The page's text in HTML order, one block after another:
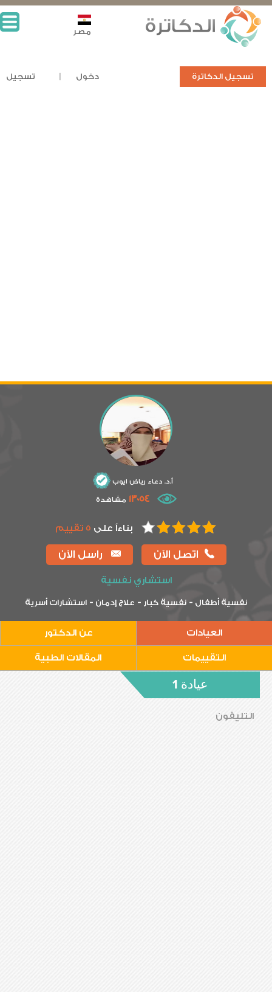
تسجيل الدكاترة دخول تسجيل
مصر
أ.د. دعاء رياض ايوب
13054 مشاهدة
بناءاً على 5 تقييم
اتصل الآن راسل الآن
استشاري نفسية
نفسية أطفال - نفسية كبار- علاج إدمان- استشارات أسرية
العيادات عن الدكتور
التقييمات المقالات الطبية
عيادة 1
التليفون